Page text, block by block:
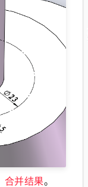
合并结果。